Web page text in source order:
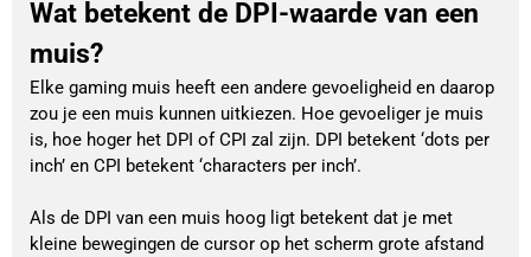
Wat betekent de DPI-waarde van een
muis?
Elke gaming muis heeft een andere gevoeligheid en daarop
zou je een muis kunnen uitkiezen. Hoe gevoeliger je muis
is, hoe hoger het DPI of CPI zal zijn. DPI betekent ‘dots per
inch’ en CPI betekent ‘characters per inch’.
Als de DPI van een muis hoog ligt betekent dat je met
kleine bewegingen de cursor op het scherm grote afstand